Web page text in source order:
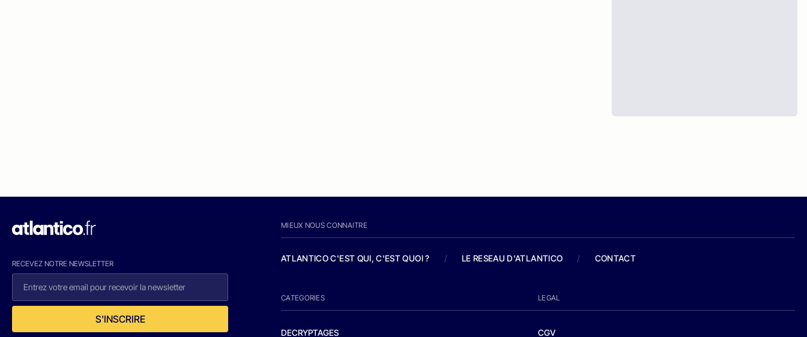
RECEVEZ NOTRE NEWSLETTER
S'INSCRIRE
MIEUX NOUS CONNAITRE
ATLANTICO C'EST QUI, C'EST QUOI ? / LE RESEAU D'ATLANTICO / CONTACT
CATEGORIES
DECRYPTAGES
LEGAL
CGV